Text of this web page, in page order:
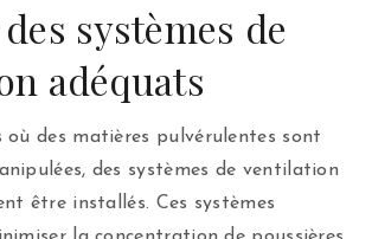
systèmes de
adéquats
où des matières pulvérulentes sont
des systèmes de ventilation
être installés. Ces systèmes